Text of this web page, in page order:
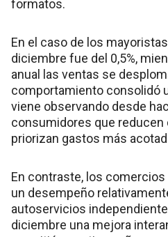
formatos.
En el caso de los
diciembre fue del 0,5%,
anual las ventas se
comportamiento consolidó
viene observando desde
consumidores que
priorizan gastos más
En contraste, los
un desempeño
autoservicios
diciembre una mejora